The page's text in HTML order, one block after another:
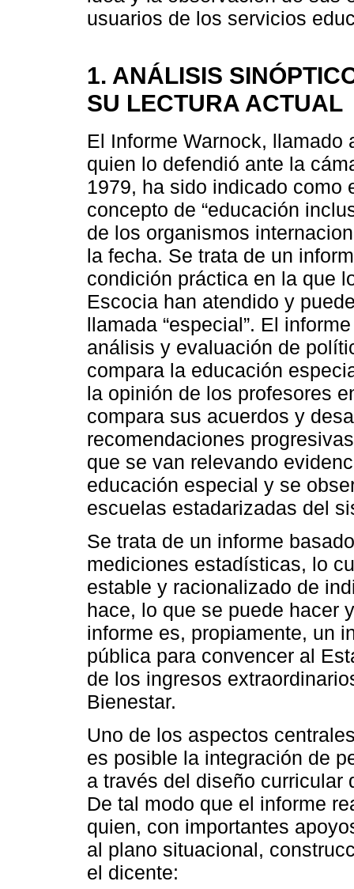
usuarios de los servicios
1. ANÁLISIS
SU LECTURA ACTUAL
El Informe Warnock,
quien lo defendió ante la
1979, ha sido indicado como
concepto de “educación
de los organismos
la fecha. Se trata de un
condición práctica en la que
Escocia han atendido y
llamada “especial”. El
análisis y evaluación de
compara la educación
la opinión de los profesores
compara sus acuerdos y
recomendaciones
que se van relevando
educación especial y se
escuelas estadarizadas del
Se trata de un informe
mediciones estadísticas, lo
estable y racionalizado de
hace, lo que se puede hacer
informe es, propiamente, un
pública para convencer al
de los ingresos
Bienestar.
Uno de los aspectos
es posible la integración de
a través del diseño curricular
De tal modo que el informe
quien, con importantes
al plano situacional,
el dicente: